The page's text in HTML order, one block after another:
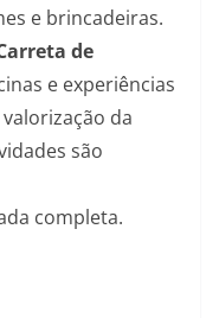
e brincadeiras.
de
e experiências
da
são
completa.